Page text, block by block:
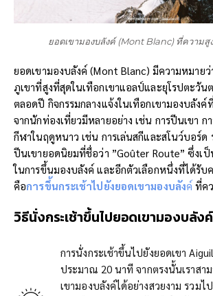
ยอดเขามองบลังค์ (Mont Blanc) ที่ความสู
ยอดเขามองบลังค์ (Mont Blanc) มีความหมายว่
ภูเขาที่สูงที่สุดในเทือกเขาแอลป์และยุโรปตะวั
ตลอดปี กิจกรรมกลางแจ้งในเทือกเขามองบลัง
จากนักท่องเที่ยวมีหลายอย่าง เช่น การปีนเขา ก
กีฬาในฤดูหนาว เช่น การเล่นสกีและสโนว์บอร์ด
ปีนเขายอดนิยมที่ชื่อว่า ”Goûter Route” ซึ่งเป็
ในการขึ้นมองบลังค์ และอีกตัวเลือกหนึ่งที่ได้รั
คือการขึ้นกระเช้าไปยังยอดเขามองบลังค์ ที่ค
วิธีนั่งกระเช้าขึ้นไปยอดเขามองบลัง
การนั่งกระเช้าขึ้นไปยังยอดเขา
ประมาณ 20 นาที จากตรงนั้นเราสา
เขามองบลังค์ได้อย่างสวยงาม รวมไ